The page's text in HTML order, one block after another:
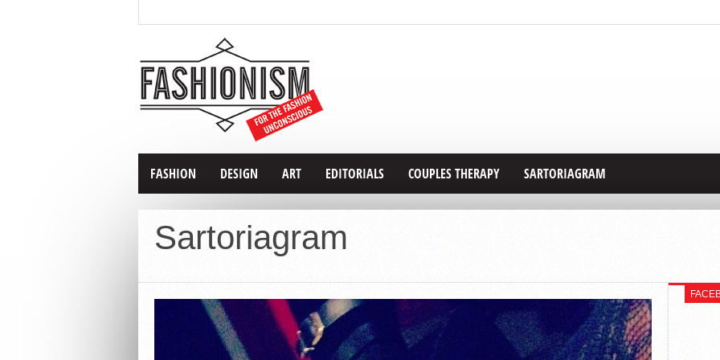
FASHION DESIGN ART EDITORIALS COUPLES THERAPY SARTORIAGRAM
Sartoriagram